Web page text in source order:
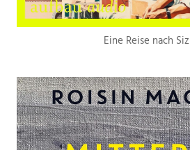
Eine Reise nach